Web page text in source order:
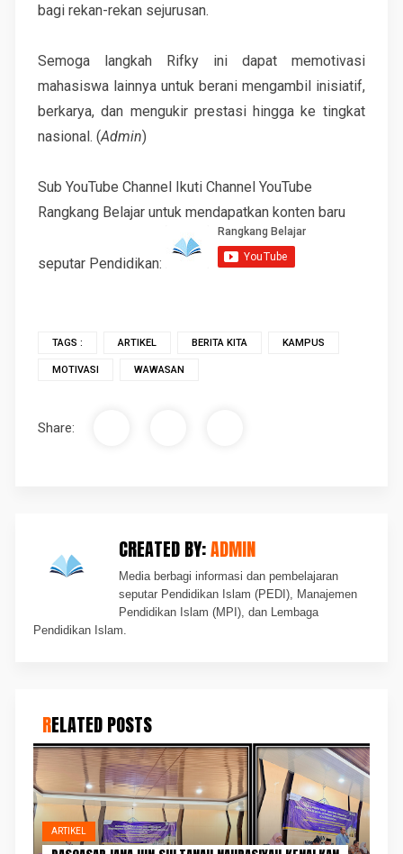
bagi rekan-rekan sejurusan.
Semoga langkah Rifky ini dapat memotivasi
mahasiswa lainnya untuk berani mengambil inisiatif,
berkarya, dan mengukir prestasi hingga ke tingkat
nasional. (Admin)
Sub YouTube Channel Ikuti Channel YouTube
Rangkang Belajar untuk mendapatkan konten baru
seputar Pendidikan:
TAGS : ARTIKEL BERITA KITA KAMPUS
MOTIVASI WAWASAN
Share:
CREATED BY:ADMIN
Media berbagi informasi dan pembelajaran
seputar Pendidikan Islam (PEDI), Manajemen
Pendidikan Islam (MPI), dan Lembaga
Pendidikan Islam.
RELATED POSTS
ARTIKEL